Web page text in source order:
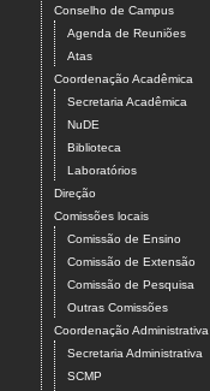
Conselho de Campus
Agenda de Reuniões
Atas
Coordenação Acadêmica
Secretaria Acadêmica
NuDE
Biblioteca
Laboratórios
Direção
Comissões locais
Comissão de Ensino
Comissão de Extensão
Comissão de Pesquisa
Outras Comissões
Coordenação Administrativa
Secretaria Administrativa
SCMP